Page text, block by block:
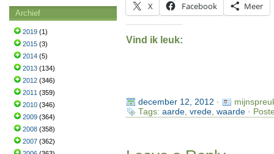
X Facebook Meer
Vind ik leuk:
december 12, 2012 ·
Tags: aarde, vrede, waarde·
Archief
2019 (1)
2015 (3)
2014 (5)
2013 (134)
2012 (346)
2011 (359)
2010 (346)
2009 (364)
2008 (358)
2007 (362)